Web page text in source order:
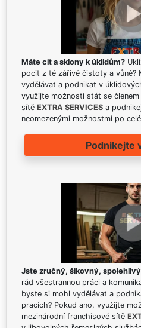
Máte cit a sklony k úklidům?
pocit z té zářivé čistoty a vůně?
vydělávat a podnikat v
využijte možnosti stát se
sítě EXTRA SERVICES a
neomezenými možnostmi po
Podnikejte
Jste zručný, šikovný,
rád všestrannou práci a
byste si mohl vydělávat a
pracích? Pokud ano, využijte
mezinárodní franchisové sítě